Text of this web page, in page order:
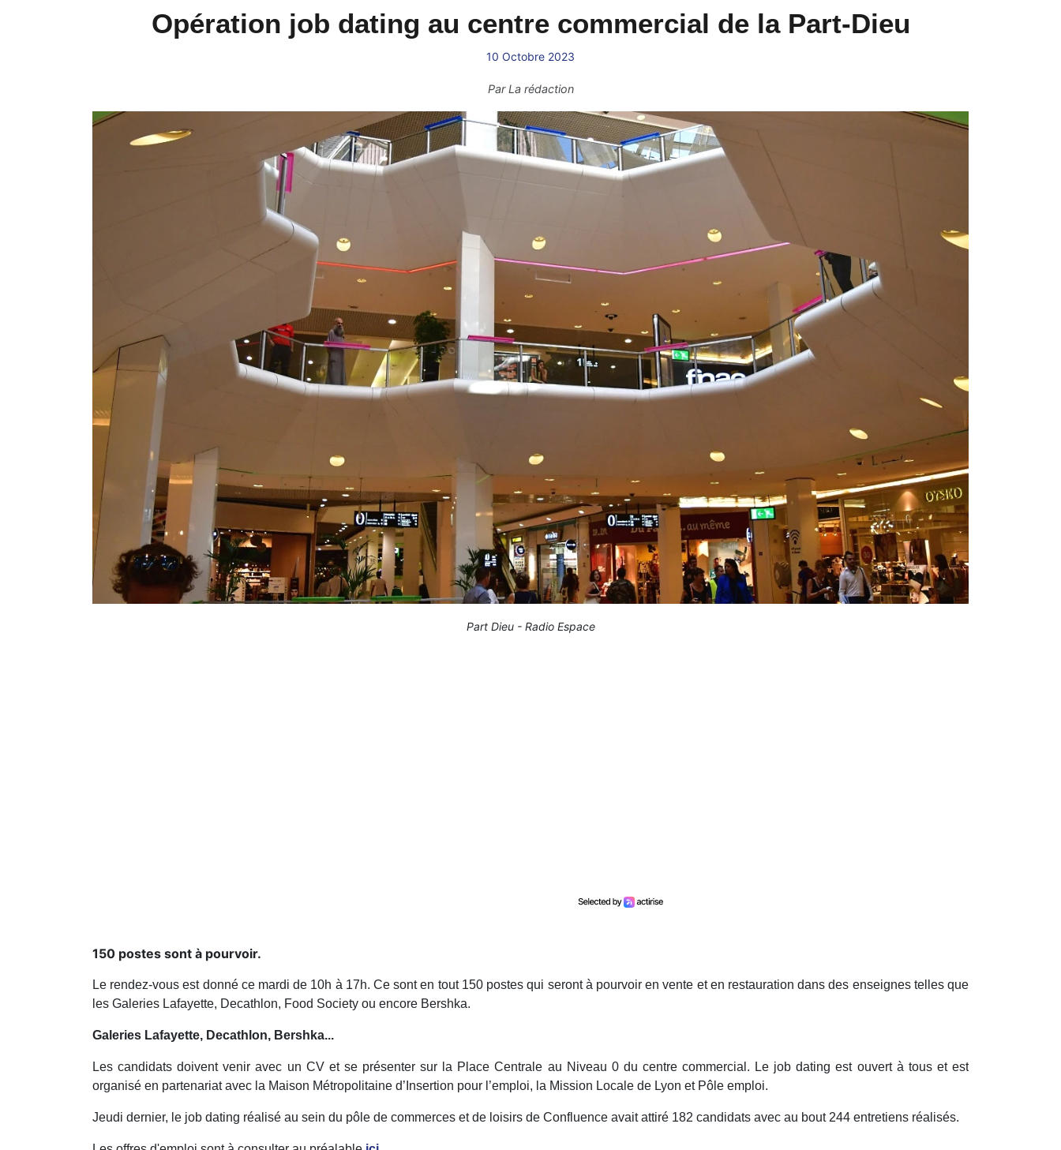
Opération job dating au centre commercial de la Part-Dieu
10 Octobre 2023
ParLa rédaction
Part Dieu - Radio Espace
150 postes sont à pourvoir.
Le rendez-vous est donné ce mardi de 10h à 17h. Ce sont en tout 150 postes qui seront à pourvoir en vente et en restauration dans des enseignes telles que
les Galeries Lafayette, Decathlon, Food Society ou encore Bershka.
Galeries Lafayette, Decathlon, Bershka...
Les candidats doivent venir avec un CV et se présenter sur la Place Centrale au Niveau 0 du centre commercial. Le job dating est ouvert à tous et est
organisé en partenariat avec la Maison Métropolitaine d’Insertion pour l’emploi, la Mission Locale de Lyon et Pôle emploi.
Jeudi dernier, le job dating réalisé au sein du pôle de commerces et de loisirs de Confluence avait attiré 182 candidats avec au bout 244 entretiens réalisés.